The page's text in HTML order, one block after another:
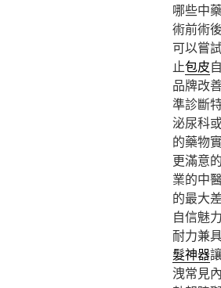
哪些中
術前術
可以嘗
止包皮
品牌改
準診斷
泌尿科
的藥物
更滿意
業的中
的最大
自信魅
耐力兼
髮神器
洩常見